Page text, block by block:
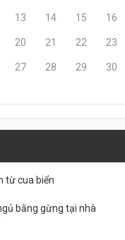
13 14 15 16
20 21 22 23
27 28 29 30
từ cua biển
bằng gừng tại nhà